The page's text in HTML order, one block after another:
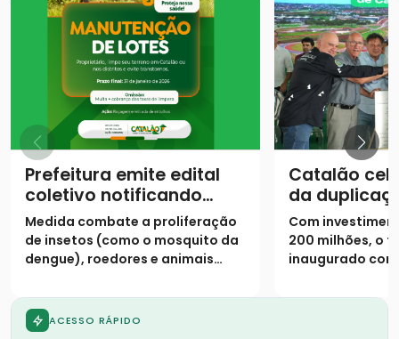
Prefeitura emite edital
coletivo notificando
proprietários para
limpeza de lotes até 31
de janeiro
Medida combate a proliferação
de insetos (como o mosquito da
dengue), roedores e animais
Catalão
da
urbano da
Com
200 milhões, o
inaugurado
marginais e 9
ACESSO RÁPIDO